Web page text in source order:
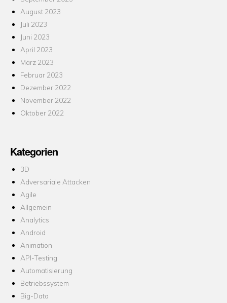
August 2023
Juli 2023
Juni 2023
April 2023
März 2023
Februar 2023
Dezember 2022
November 2022
Oktober 2022
Kategorien
3D
Adversariale Attacken
Agile
Allgemein
Analytics
Android
Animation
API-Testing
Automatisierung
Betriebssystem
Big-Data